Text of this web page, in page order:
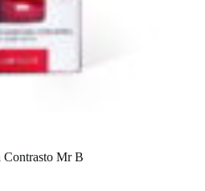
Contrasto Mr B